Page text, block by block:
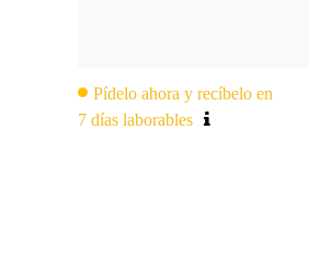
10), Android (a partir de la versión 5.0) y
portugués, italiano, etc.)
Pídelo ahora y recíbelo en
7 días laborables